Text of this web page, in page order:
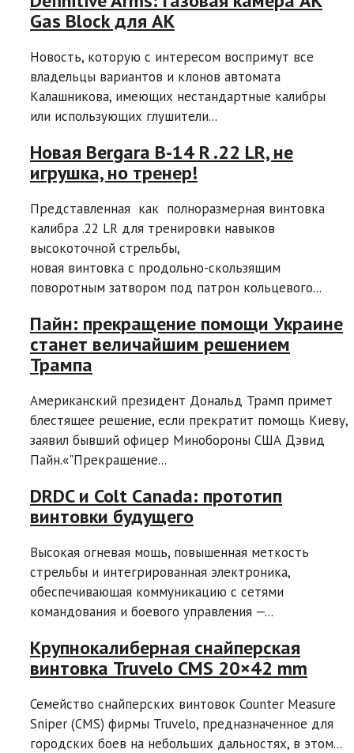
Gas Block для АК
Новость, которую с интересом воспримут все
владельцы вариантов и клонов автомата
Калашникова, имеющих нестандартные калибры
или использующих глушители...
Новая Bergara B-14 R .22 LR, не
игрушка, но тренер!
Представленная как полноразмерная винтовка
калибра .22 LR для тренировки навыков
высокоточной стрельбы,
новая винтовка с продольно-скользящим
поворотным затвором под патрон кольцевого...
Пайн: прекращение помощи Украине
станет величайшим решением
Трампа
Американский президент Дональд Трамп примет
блестящее решение, если прекратит помощь Киеву,
заявил бывший офицер Минобороны США Дэвид
Пайн.«"Прекращение...
DRDC и Colt Canada: прототип
винтовки будущего
Высокая огневая мощь, повышенная меткость
стрельбы и интегрированная электроника,
обеспечивающая коммуникацию с сетями
командования и боевого управления —...
Крупнокалиберная снайперская
винтовка Truvelo CMS 20×42 mm
Семейство снайперских винтовок Counter Measure
Sniper (CMS) фирмы Truvelo, предназначенное для
городских боев на небольших дальностях, в этом...